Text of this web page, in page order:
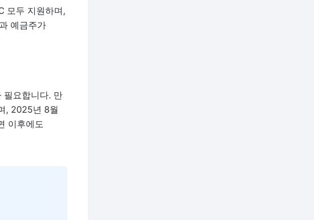
모두 지원하며,
예금주가
필요합니다. 만
, 2025년 8월
이후에도